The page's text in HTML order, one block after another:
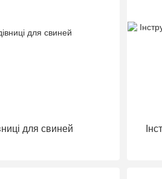
для свиней